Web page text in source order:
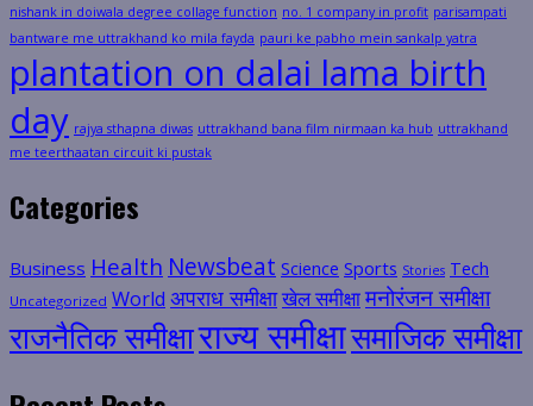
nishank in doiwala degree collage function no. 1 company in profit parisampati
bantware me uttrakhand ko mila fayda pauri ke pabho mein sankalp yatra
plantation on dalai lama birth
day rajya sthapna diwas uttrakhand bana film nirmaan ka hub uttrakhand
me teerthaatan circuit ki pustak
Categories
Business Health Newsbeat Science Sports Stories Tech
Uncategorized World अपराध समीक्षाखेल समीक्षामनोरंजन समीक्षा
राजनैतिक समीक्षाराज्य समीक्षासमाजिक समीक्षा